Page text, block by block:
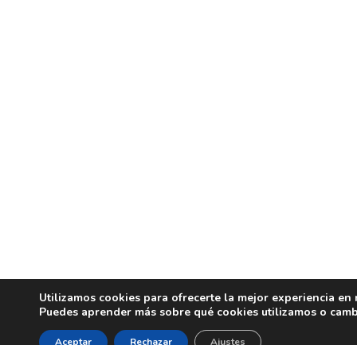
Utilizamos cookies para ofrecerte la mejor experiencia en
Puedes aprender más sobre qué cookies utilizamos o
Aceptar Rechazar Ajustes